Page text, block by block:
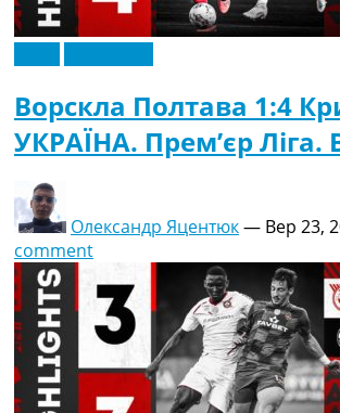
Ворскла Полтава 1:4
УКРАЇНА. Прем’єр Ліга.
Олександр Яцентюк— Вер 23,
comment